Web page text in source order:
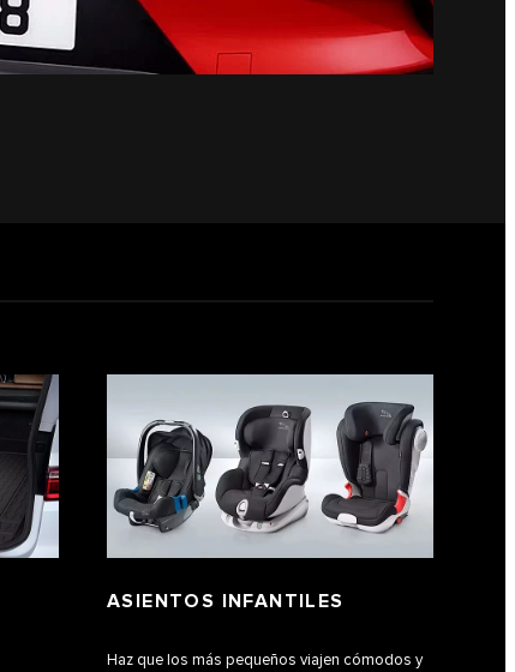
ASIENTOS INFANTILES
Haz que los más pequeños viajen cómodos y